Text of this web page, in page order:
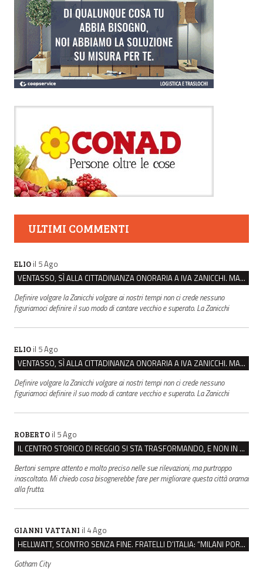
ULTIMI COMMENTI
ELIO il 5 Ago
VENTASSO, SÌ ALLA CITTADINANZA ONORARIA A IVA ZANICCHI. MA BARGIACCHI: “È DI PESSIMO GUSTO”
Definire volgare la Zanicchi volgare ai nostri tempi non ci crede nessuno
figuriamoci definire il suo modo di cantare vecchio e superato. La Zanicchi
ELIO il 5 Ago
VENTASSO, SÌ ALLA CITTADINANZA ONORARIA A IVA ZANICCHI. MA BARGIACCHI: “È DI PESSIMO GUSTO”
Definire volgare la Zanicchi volgare ai nostri tempi non ci crede nessuno
figuriamoci definire il suo modo di cantare vecchio e superato. La Zanicchi
ROBERTO il 5 Ago
IL CENTRO STORICO DI REGGIO SI STA TRASFORMANDO, E NON IN MEGLIO
Bertoni sempre attento e molto preciso nelle sue rilevazioni, ma purtroppo
inascoltato. Mi chiedo cosa bisognerebbe fare per migliorare questa città oramai
alla frutta.
GIANNI VATTANI il 4 Ago
HELLWATT, SCONTRO SENZA FINE. FRATELLI D’ITALIA: “MILANI PORTA DOCUMENTI, DE FRANCO INSULTI”
Gotham City